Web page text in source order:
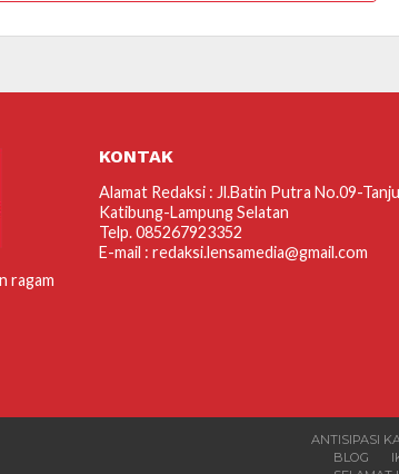
ragam
KONTAK
Alamat Redaksi : Jl.Batin Putra No.09-
Katibung-Lampung Selatan
Telp. 085267923352
E-mail : redaksi.lensamedia@gmail.com
ANTISIPASI
BLOG